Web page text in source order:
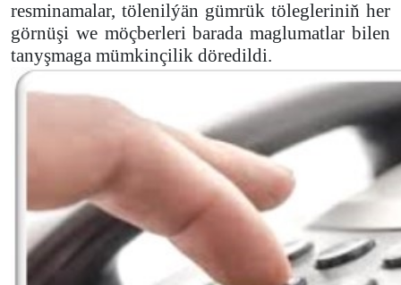
resminamalar, tölenilýän gümrük tölegleriniň her
görnüşi we möçberleri barada maglumatlar bilen
tanyşmaga mümkinçilik döredildi.